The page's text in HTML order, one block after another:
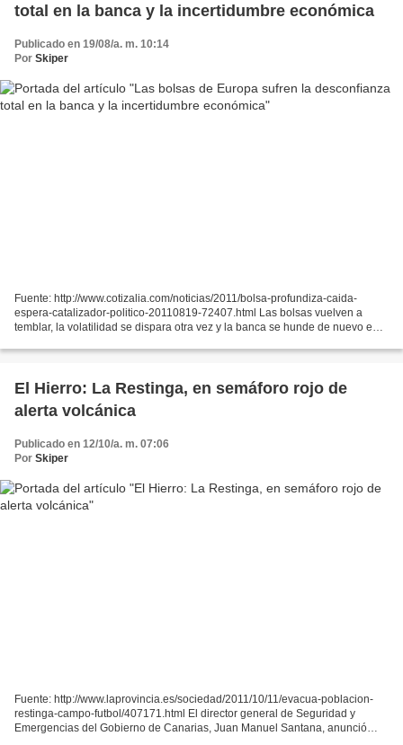
total en la banca y la incertidumbre económica
Publicado en 19/08/a. m. 10:14
Por Skiper
Fuente: http://www.cotizalia.com/noticias/2011/bolsa-profundiza-caida-
espera-catalizador-politico-20110819-72407.html Las bolsas vuelven a
temblar, la volatilidad se dispara otra vez y la banca se hunde de nuevo en
El Hierro: La Restinga, en semáforo rojo de
alerta volcánica
Publicado en 12/10/a. m. 07:06
Por Skiper
Fuente: http://www.laprovincia.es/sociedad/2011/10/11/evacua-poblacion-
restinga-campo-futbol/407171.html El director general de Seguridad y
Emergencias del Gobierno de Canarias, Juan Manuel Santana, anunció